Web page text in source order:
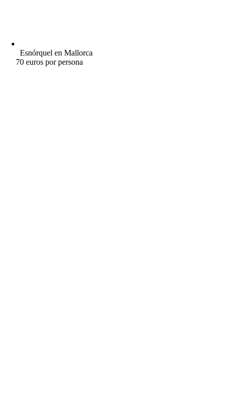
Esnórquel en Mallorca
70 euros por persona